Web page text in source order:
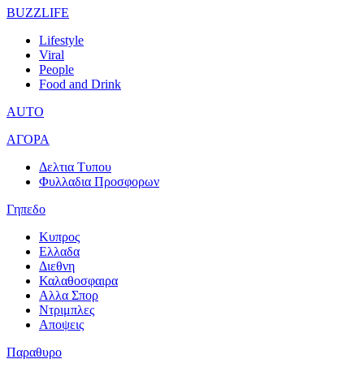
BUZZLIFE
Lifestyle
Viral
People
Food and Drink
AUTO
ΑΓΟΡΑ
Δελτια Τυπου
Φυλλαδια Προσφορων
Γηπεδο
Κυπρος
Ελλαδα
Διεθνη
Καλαθοσφαιρα
Αλλα Σπορ
Ντριμπλες
Αποψεις
Παραθυρο